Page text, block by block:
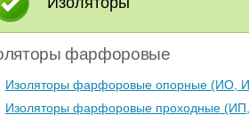
фарфоровые
Изоляторы фарфоровые опорные (ИО,
Изоляторы фарфоровые проходные